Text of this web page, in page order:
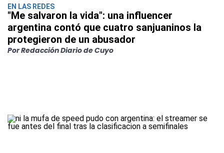
EN LAS REDES
"Me salvaron la vida": una influencer
argentina contó que cuatro sanjuaninos la
protegieron de un abusador
Por Redacción Diario de Cuyo